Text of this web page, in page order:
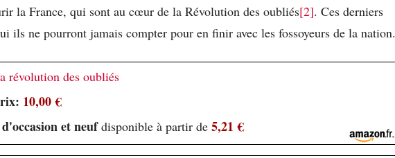
la France, qui sont au cœur de la Révolution des oubliés[2]. Ces derniers
ils ne pourront jamais compter pour en finir avec les fossoyeurs de la nation.
révolution des oubliés
10,00 €
et neufdisponible à partir de 5,21 €